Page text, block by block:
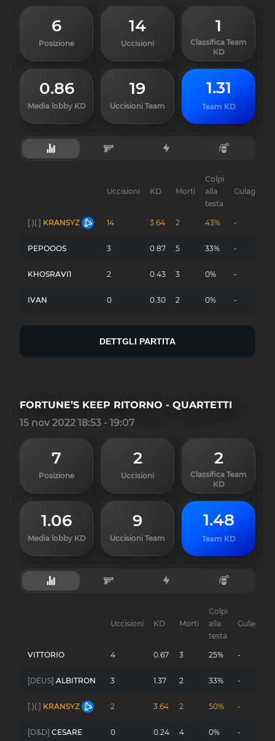
6
Posizione
14
Uccisioni
1
Classifica Team
KD
0.86
Media lobby KD
19
Uccisioni Team
1.31
Team KD
Uccisioni KD Morti
Colpi
alla
testa
Gulag
[.)(.] KRANSYZ 14 3.64 2 43% -
PEPOOOS 3 0.87 5 33% -
KHOSRAVI1 2 0.43 3 0% -
IVAN 0 0.30 2 0% -
DETTGLI PARTITA
7
Posizione
2
Uccisioni
2
Classifica Team
KD
1.06
Media lobby KD
9
Uccisioni Team
1.48
Team KD
FORTUNE’S KEEP RITORNO - QUARTETTI
15 nov 2022 18:53 - 19:07
Uccisioni KD Morti
Colpi
alla
testa
Gulag
VITTORIO 4 0.67 3 25% -
[DEUS] ALBITRON 3 1.37 2 33% -
[.)(.] KRANSYZ 2 3.64 2 50% -
[D&D] CESARE 0 0.24 4 0% -